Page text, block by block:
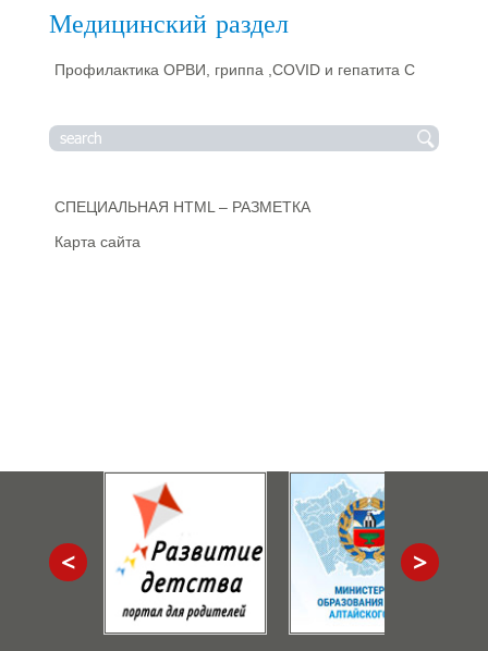
Медицинский раздел
Профилактика ОРВИ, гриппа ,COVID и гепатита С
СПЕЦИАЛЬНАЯ HTML – РАЗМЕТКА
Карта сайта
< >